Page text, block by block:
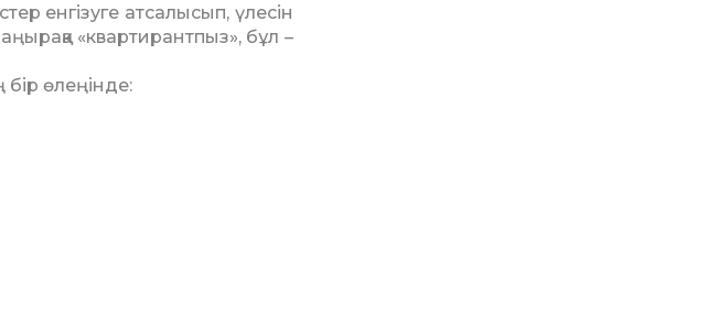
енгізуге атсалысып, үлесін
«квартирантпыз», бұл –
өлеңінде: